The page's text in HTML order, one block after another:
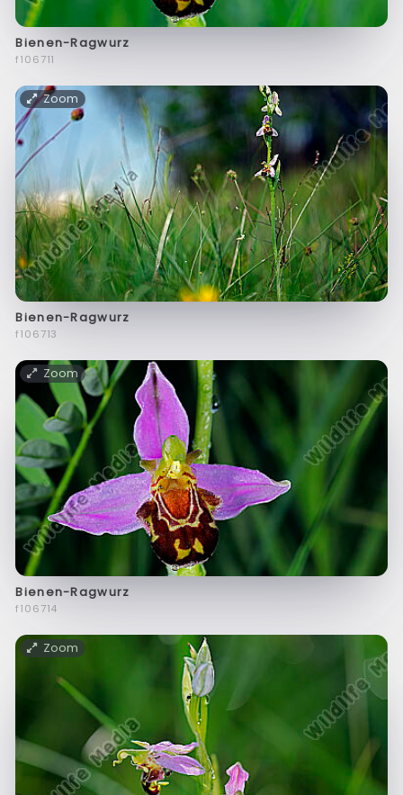
Bienen-Ragwurz
f106711
Zoom
Bienen-Ragwurz
f106713
Zoom
Bienen-Ragwurz
f106714
Zoom